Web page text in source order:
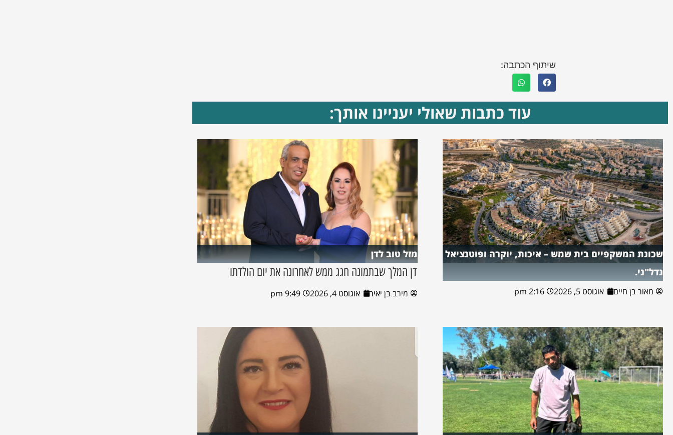
שיתוף הכתבה:
עוד כתבות שאולי יעניינו אותך:
שכונת המשקפיים בית שמש – איכות, יוקרה ופוטנציאל
נדל"ני.
מאור בן חיים אוגוסט 5, 2026 2:16 pm
מזל טוב לדן
דן המלך שבתמונה חגג ממש לאחרונה את יום הולדתו
מירב בן יאיר אוגוסט 4, 2026 9:49 pm